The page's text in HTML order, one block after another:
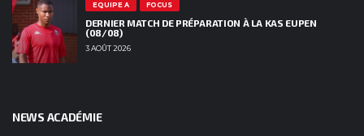
EQUIPE A FOCUS
DERNIER MATCH DE PRÉPARATION À LA KAS EUPEN
(08/08)
3 AOÛT 2026
NEWS ACADÉMIE